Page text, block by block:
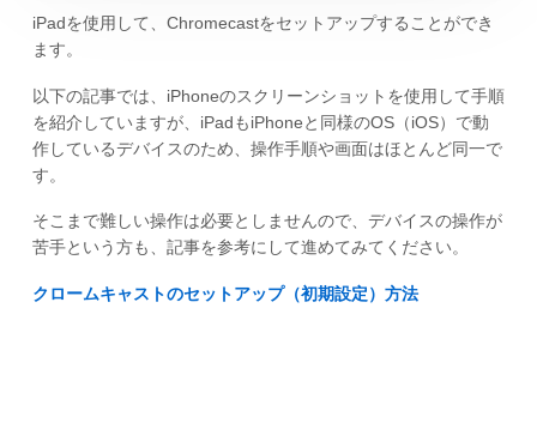
iPadを使用して、Chromecastをセットアップすることができ
ます。
以下の記事では、iPhoneのスクリーンショットを使用して手順
を紹介していますが、iPadもiPhoneと同様のOS（iOS）で動
作しているデバイスのため、操作手順や画面はほとんど同一で
す。
そこまで難しい操作は必要としませんので、デバイスの操作が
苦手という方も、記事を参考にして進めてみてください。
クロームキャストのセットアップ（初期設定）方法